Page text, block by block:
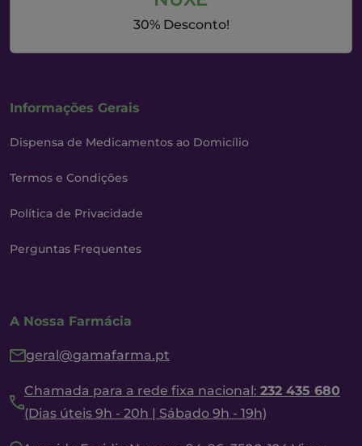
30% Desconto!
Informações Gerais
Dispensa de Medicamentos ao Domicílio
Termos e Condições
Política de Privacidade
Perguntas Frequentes
A Nossa Farmácia
geral@gamafarma.pt
Chamada para a rede fixa nacional: 232 435 680
(Dias úteis 9h - 20h | Sábado 9h - 19h)